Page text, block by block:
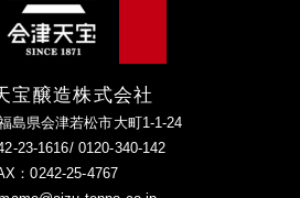
宝醸造株式会社
島県会津若松市大町1-1-24
23-1616/ 0120-340-142
：0242-25-4767